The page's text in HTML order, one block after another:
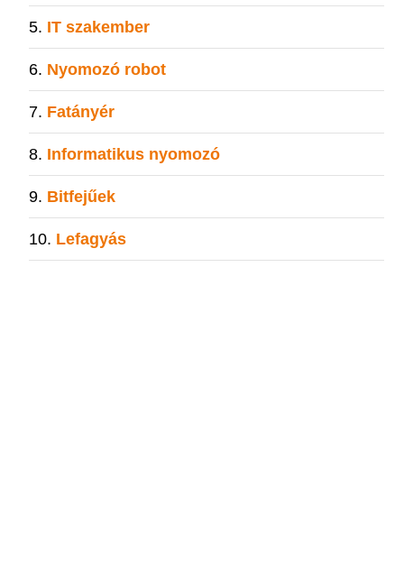
IT szakember
Nyomozó robot
Fatányér
Informatikus nyomozó
Bitfejűek
Lefagyás